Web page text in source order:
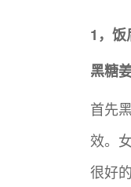
1，饭
黑糖
首先
效。
很好